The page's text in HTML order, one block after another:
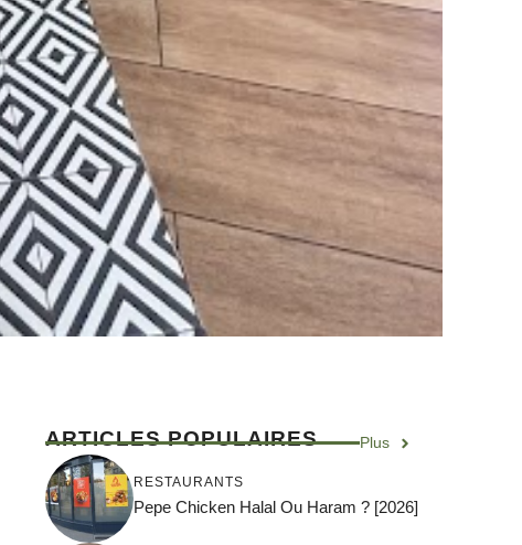
ARTICLES POPULAIRES Plus
RESTAURANTS
Pepe Chicken Halal Ou Haram ? [2026]